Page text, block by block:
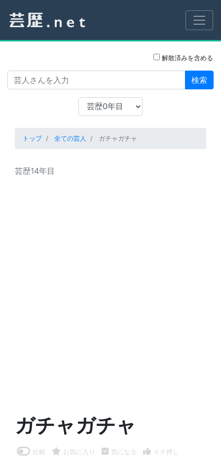
解散済みを含める
検索
トップ 全ての芸人 ガチャガチャ
芸歴14年目
ガチャガチャ
比較 お気に入り 気になる イチ押し